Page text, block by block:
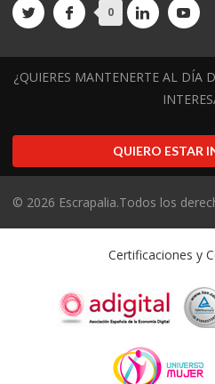
0
¿QUIERES MANTENERTE AL DÍA
QUIERO ESTAR
© 2026 Escrapalia.Todos los
Certificaciones y